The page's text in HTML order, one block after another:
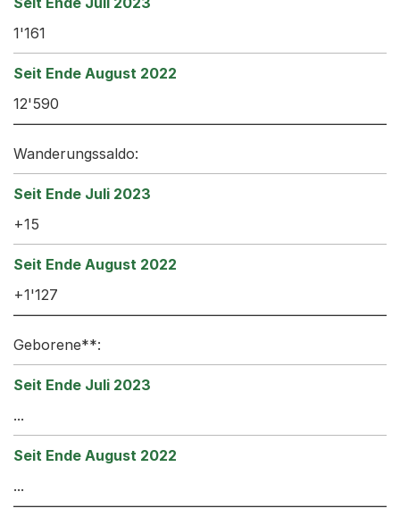
1'161
12'590
Wanderungssaldo:
+15
+1'127
Geborene**:
...
...